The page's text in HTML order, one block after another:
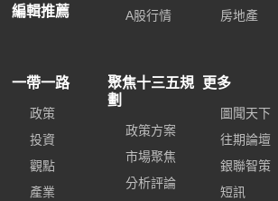
編輯推薦 A股行情
房地產
一帶一路
政策
投資
觀點
產業
聚焦十三五規
劃
政策方案
市場聚焦
分析評論
更多
圖聞天下
往期論壇
銀聯智策
短訊